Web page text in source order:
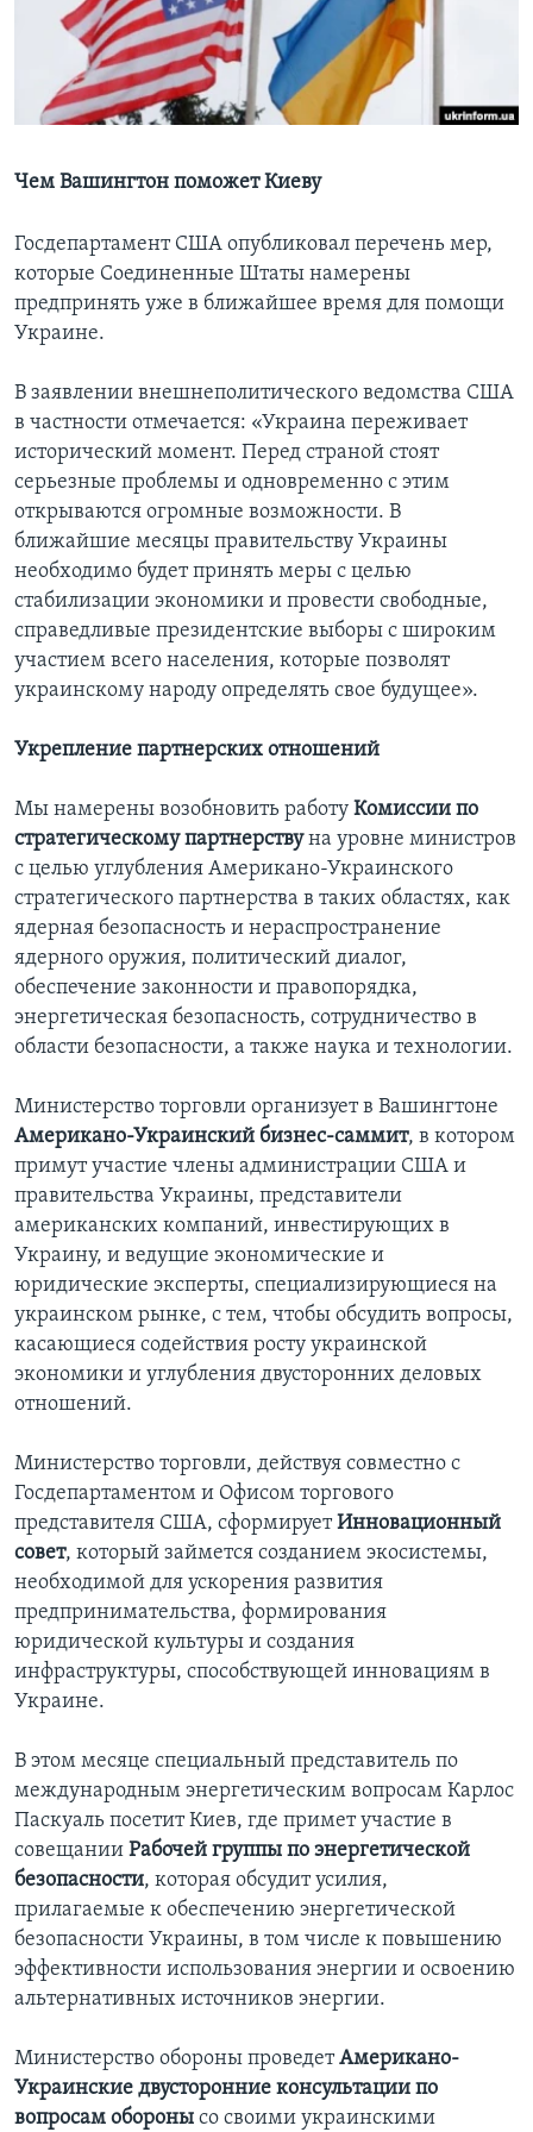
Learning English
СОЦИАЛЬНЫЕ СЕТИ
Чем Вашингтон поможет Киеву
Госдепартамент США опубликовал перечень мер,
которые Соединенные Штаты намерены
предпринять уже в ближайшее время для помощи
Украине.
В заявлении внешнеполитического ведомства США
в частности отмечается: «Украина переживает
исторический момент. Перед страной стоят
серьезные проблемы и одновременно с этим
открываются огромные возможности. В
ближайшие месяцы правительству Украины
необходимо будет принять меры с целью
стабилизации экономики и провести свободные,
справедливые президентские выборы с широким
участием всего населения, которые позволят
украинскому народу определять свое будущее».
Укрепление партнерских отношений
Мы намерены возобновить работу Комиссии по
стратегическому партнерствуна уровне министров
с целью углубления Американо-Украинского
стратегического партнерства в таких областях, как
ядерная безопасность и нераспространение
ядерного оружия, политический диалог,
обеспечение законности и правопорядка,
энергетическая безопасность, сотрудничество в
области безопасности, а также наука и технологии.
Министерство торговли организует в Вашингтоне
Американо-Украинский бизнес-саммит, в котором
примут участие члены администрации США и
правительства Украины, представители
американских компаний, инвестирующих в
Украину, и ведущие экономические и
юридические эксперты, специализирующиеся на
украинском рынке, с тем, чтобы обсудить вопросы,
касающиеся содействия росту украинской
экономики и углубления двусторонних деловых
отношений.
Министерство торговли, действуя совместно с
Госдепартаментом и Офисом торгового
представителя США, сформируетИнновационный
совет, который займется созданием экосистемы,
необходимой для ускорения развития
предпринимательства, формирования
юридической культуры и создания
инфраструктуры, способствующей инновациям в
Украине.
В этом месяце специальный представитель по
международным энергетическим вопросам Карлос
Паскуаль посетит Киев, где примет участие в
совещании Рабочей группы по энергетической
безопасности, которая обсудит усилия,
прилагаемые к обеспечению энергетической
безопасности Украины, в том числе к повышению
эффективности использования энергии и освоению
альтернативных источников энергии.
Министерство обороны проведетАмерикано-
Украинские двусторонние консультации по
вопросам обороны со своими украинскими